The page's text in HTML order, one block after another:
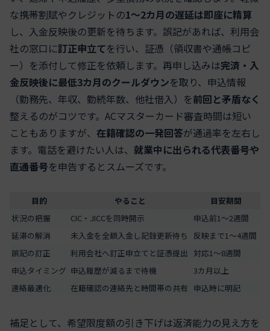
な携帯割賦やクレジットの1〜2カ月の遅延は即座に精算
し、入金反映後の更新を待ちます。誤記があれば、利用会
社の窓口に訂正申立てを行い、証憑（領収書や通帳コピ
ー）を添付して修正を依頼します。再申し込みは完済・入
金反映後に最低3カ月のクールダウンを取り、申込情報
（勤務先、年収、勤続年数、他社借入）を前回と矛盾なく
整えるのがコツです。ACマスターカード審査時間は短い
こともありますが、 在籍確認の一発回答が通過率を左右し
ます。電話を避けたい人は、 就業中に出られる代表番号や
直通番号を申告するとスムーズです。
目的 やること
目安期間
状況の把握
CIC・JICCを同時開示
申込前1〜2週間
延滞の解消
未入金を全額入金し記録更新待ち
反映まで1〜4週間
誤記の訂正
利用会社へ訂正申立てと証憑提出 対応1〜8週間
申込タイミング 申込履歴が減るまで待機
3カ月以上
連絡最適化
在籍確認の連絡先と時間帯の共有 申込時に明記
補足として、希望限度額の引き下げは返済能力の見え方を